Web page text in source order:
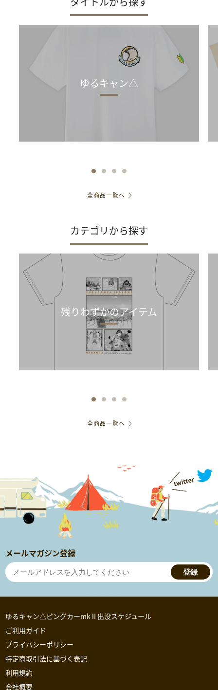
ゆるキャン△
全商品一覧へ
カテゴリから探す
残りわずかのアイテム
全商品一覧へ
メールマガジン登録
登録
ゆるキャン△ピングカーmkⅡ出没スケジュール
ご利用ガイド
プライバシーポリシー
特定商取引法に基づく表記
利用規約
会社概要